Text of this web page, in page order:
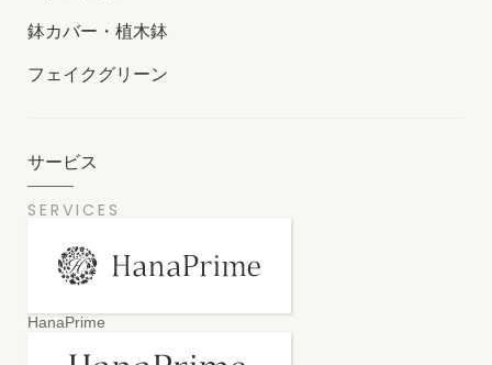
鉢カバー・植木鉢
フェイクグリーン
サービス
SERVICES
HanaPrime